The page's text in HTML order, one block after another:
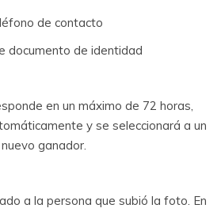
de contacto
documento de identidad
en un máximo de 72 horas,
y se seleccionará a un
nuevo ganador.
a la persona que subió la foto. En